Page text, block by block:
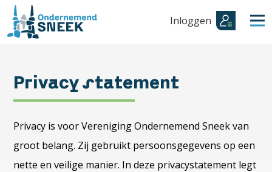
Inloggen
Privacy statement
Privacy is voor Vereniging Ondernemend Sneek van
groot belang. Zij gebruikt persoonsgegevens op een
nette en veilige manier. In deze privacystatement legt